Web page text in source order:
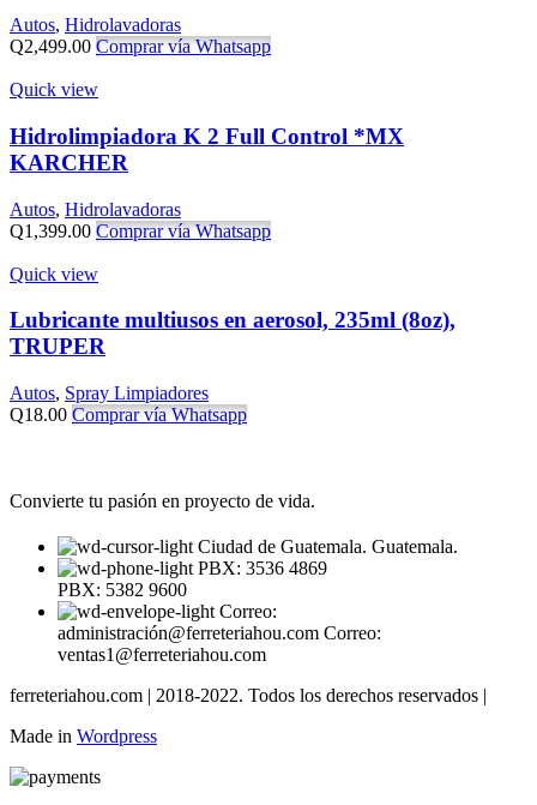
Autos, Hidrolavadoras
Q2,499.00 Comprar vía Whatsapp
Quick view
Hidrolimpiadora K 2 Full Control *MX
KARCHER
Autos, Hidrolavadoras
Q1,399.00 Comprar vía Whatsapp
Quick view
Lubricante multiusos en aerosol, 235ml (8oz),
TRUPER
Autos, Spray Limpiadores
Q18.00 Comprar vía Whatsapp
Convierte tu pasión en proyecto de vida.
Ciudad de Guatemala. Guatemala.
PBX: 3536 4869
PBX: 5382 9600
Correo:
administración@ferreteriahou.com Correo:
ventas1@ferreteriahou.com
ferreteriahou.com | 2018-2022. Todos los derechos reservados |
Made in Wordpress